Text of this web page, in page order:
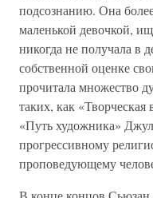
подсознанию. Она
маленькой девочкой,
никогда не получала в
собственной оценке
прочитала множество
таких, как
«Путь художника»
прогрессивному
проповедующему